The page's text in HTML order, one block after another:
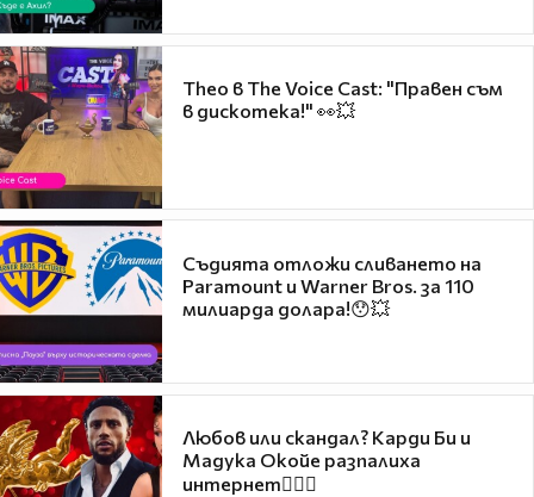
Theo в The Voice Cast: "Правен съм
в дискотека!" 👀💥
Съдията отложи сливането на
Paramount и Warner Bros. за 110
милиарда долара!😯💥
Любов или скандал? Карди Би и
Мадука Окойе разпалиха
интернет❤️‍🔥🔥